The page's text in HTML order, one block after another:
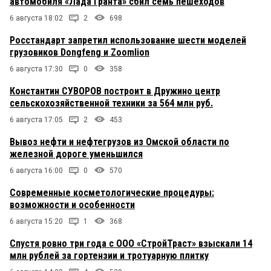
6 августа 18:02 2 698
Росстандарт запретил использование шести моделей
грузовиков Dongfeng и Zoomlion
6 августа 17:30 0 358
Константин СУВОРОВ построит в Дружино центр
сельскохозяйственной техники за 564 млн руб.
6 августа 17:05 2 453
Вывоз нефти и нефтегрузов из Омской области по
железной дороге уменьшился
6 августа 16:00 0 570
Современные косметологические процедуры:
возможности и особенности
6 августа 15:20 1 368
Спустя ровно три года с ООО «СтройТраст» взыскали 14
млн рублей за гортензии и тротуарную плитку